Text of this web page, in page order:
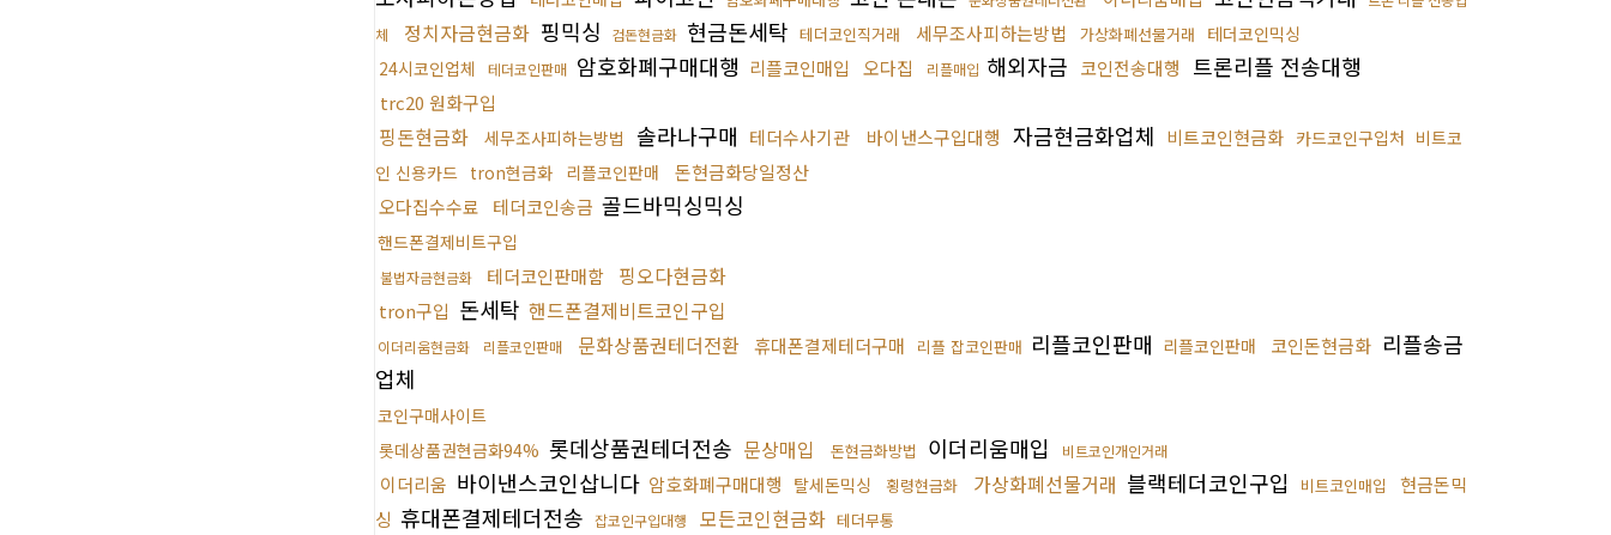
체
정치자금현금화 핑믹싱 검돈현금화 현금돈세탁 테더코인직거래 세무조사피하는방법 가상화폐선물거래
테더코인믹싱
24시코인업체
테더코인판매 암호화폐구매대행 리플코인매입 오다집 리플매입 해외자금 코인전송대행 트론리플 전송대행
trc20 원화구입
핑돈현금화 세무조사피하는방법 솔라나구매 테더수사기관 바이낸스구입대행 자금현금화업체 비트코인현금화 카드코인구입처 비트코
인 신용카드 tron현금화 리플코인판매
돈현금화당일정산
오다집수수료
테더코인송금 골드바믹싱믹싱
핸드폰결제비트구입
불법자금현금화 테더코인판매함 핑오다현금화
tron구입 돈세탁 핸드폰결제비트코인구입
이더리움현금화 리플코인판매 문화상품권테더전환 휴대폰결제테더구매 리플 잡코인판매 리플코인판매 리플코인판매 코인돈현금화 리플송금
업체
코인구매사이트
롯데상품권현금화94% 롯데상품권테더전송 문상매입 돈현금화방법 이더리움매입 비트코인개인거래
이더리움 바이낸스코인삽니다 암호화폐구매대행 탈세돈믹싱 횡령현금화 가상화폐선물거래 블랙테더코인구입 비트코인매입
현금돈믹
싱 휴대폰결제테더전송 잡코인구입대행 모든코인현금화 테더무통